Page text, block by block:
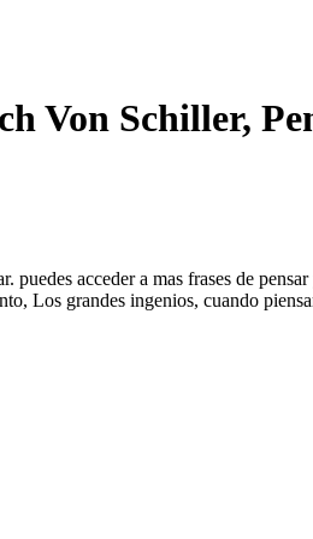
Von Schiller,
puedes acceder a mas frases de
Los grandes ingenios, cuando